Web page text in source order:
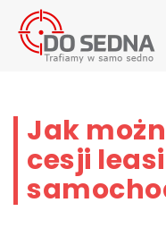
Jak
cesji